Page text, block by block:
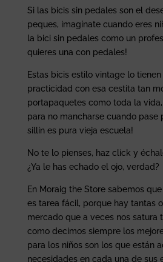
Si las bicis sin pedales son el
peques, imagínate cuando eres
la bici sin pedales como un
quieres una con pedales!
Estas bicis estilo vintage lo
practicidad con esa cestita tan
portapaquetes como toda la
para no mancharse cuando pase
sillín es pura vieja escuela!
No te lo pienses, haz click y
¿Ya le has echado el ojo, verdad?
En Moraig the Store sabemos
es tarea fácil, porque hay tantas
mercado que a veces nos satura
como decimos siempre los
para los niños son los que están
necesidades en cada una de sus